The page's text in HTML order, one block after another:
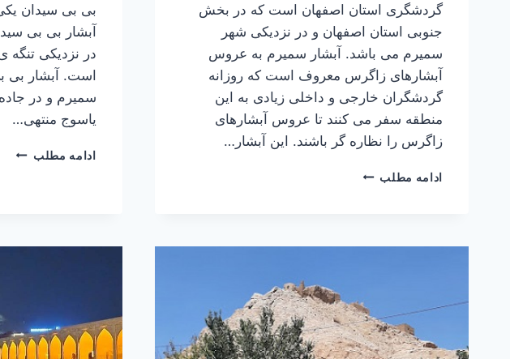
گردشگری استان اصفهان است که در بخش
جنوبی استان اصفهان و در نزدیکی شهر
سمیرم می باشد. آبشار سمیرم به عروس
آبشارهای زاگرس معروف است که روزانه
گردشگران خارجی و داخلی زیادی به این
منطقه سفر می کنند تا عروس آبشارهای
زاگرس را نظاره گر باشند. این آبشار…
ادامه مطلب آبشار
بی بی سیدان
آبشار بی بی
در نزدیکی تنگه
است. آبشار بی
سمیرم و در
یاسوج منتهی…
ادامه مطلب آبشار